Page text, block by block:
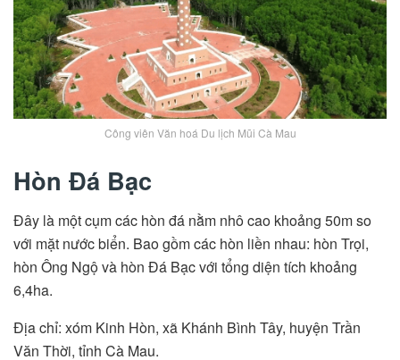
Công viên Văn hoá Du lịch Mũi Cà Mau
Hòn Đá Bạc
Đây là một cụm các hòn đá nằm nhô cao khoảng 50m so
với mặt nước biển. Bao gồm các hòn liền nhau: hòn Trọi,
hòn Ông Ngộ và hòn Đá Bạc với tổng diện tích khoảng
6,4ha.
Địa chỉ: xóm Kinh Hòn, xã Khánh Bình Tây, huyện Trần
Văn Thời, tỉnh Cà Mau.